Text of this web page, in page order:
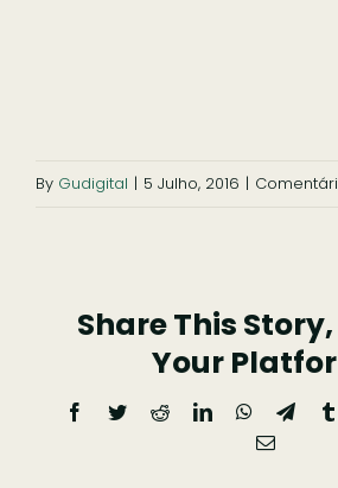
By Gudigital | 5 Julho, 2016 |
Share This
Your
Facebook
TwitterRedditLinkedInWhatsApp
Email